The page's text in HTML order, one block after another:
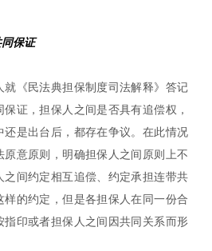
同保证
《民法典担保制度司法解释》答记
证，担保人之间是否具有追偿权，
是出台后，都存在争议。在此情况
意原则，明确担保人之间原则上不
间约定相互追偿、约定承担连带共
样的约定，但是各担保人在同一份合
指印或者担保人之间因共同关系而形